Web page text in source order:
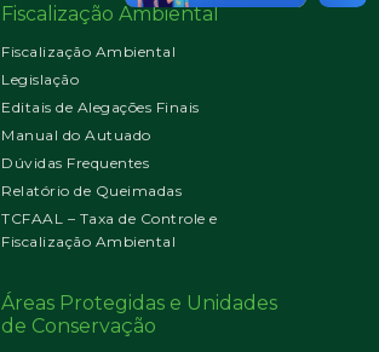
Fiscalização Ambiental
Fiscalização Ambiental
Legislação
Editais de Alegações Finais
Manual do Autuado
Dúvidas Frequentes
Relatório de Queimadas
TCFAAL – Taxa de Controle e
Fiscalização Ambiental
Áreas Protegidas e Unidades
de Conservação